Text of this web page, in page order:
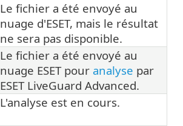
Le fichier a été envoyé au
nuage d'ESET, mais le résultat
ne sera pas disponible.
Le fichier a été envoyé au
nuage ESET pour analyse par
ESET LiveGuard Advanced.
L'analyse est en cours.